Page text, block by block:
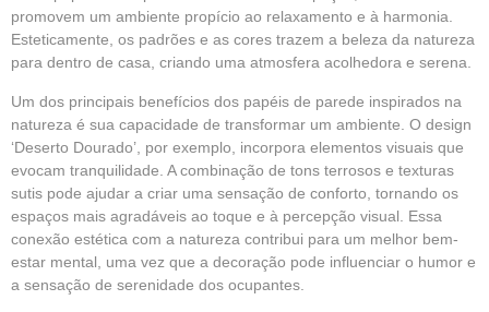
promovem um ambiente propício ao relaxamento e à harmonia.
Esteticamente, os padrões e as cores trazem a beleza da natureza
para dentro de casa, criando uma atmosfera acolhedora e serena.
Um dos principais benefícios dos papéis de parede inspirados na
natureza é sua capacidade de transformar um ambiente. O design
‘Deserto Dourado’, por exemplo, incorpora elementos visuais que
evocam tranquilidade. A combinação de tons terrosos e texturas
sutis pode ajudar a criar uma sensação de conforto, tornando os
espaços mais agradáveis ao toque e à percepção visual. Essa
conexão estética com a natureza contribui para um melhor bem-
estar mental, uma vez que a decoração pode influenciar o humor e
a sensação de serenidade dos ocupantes.